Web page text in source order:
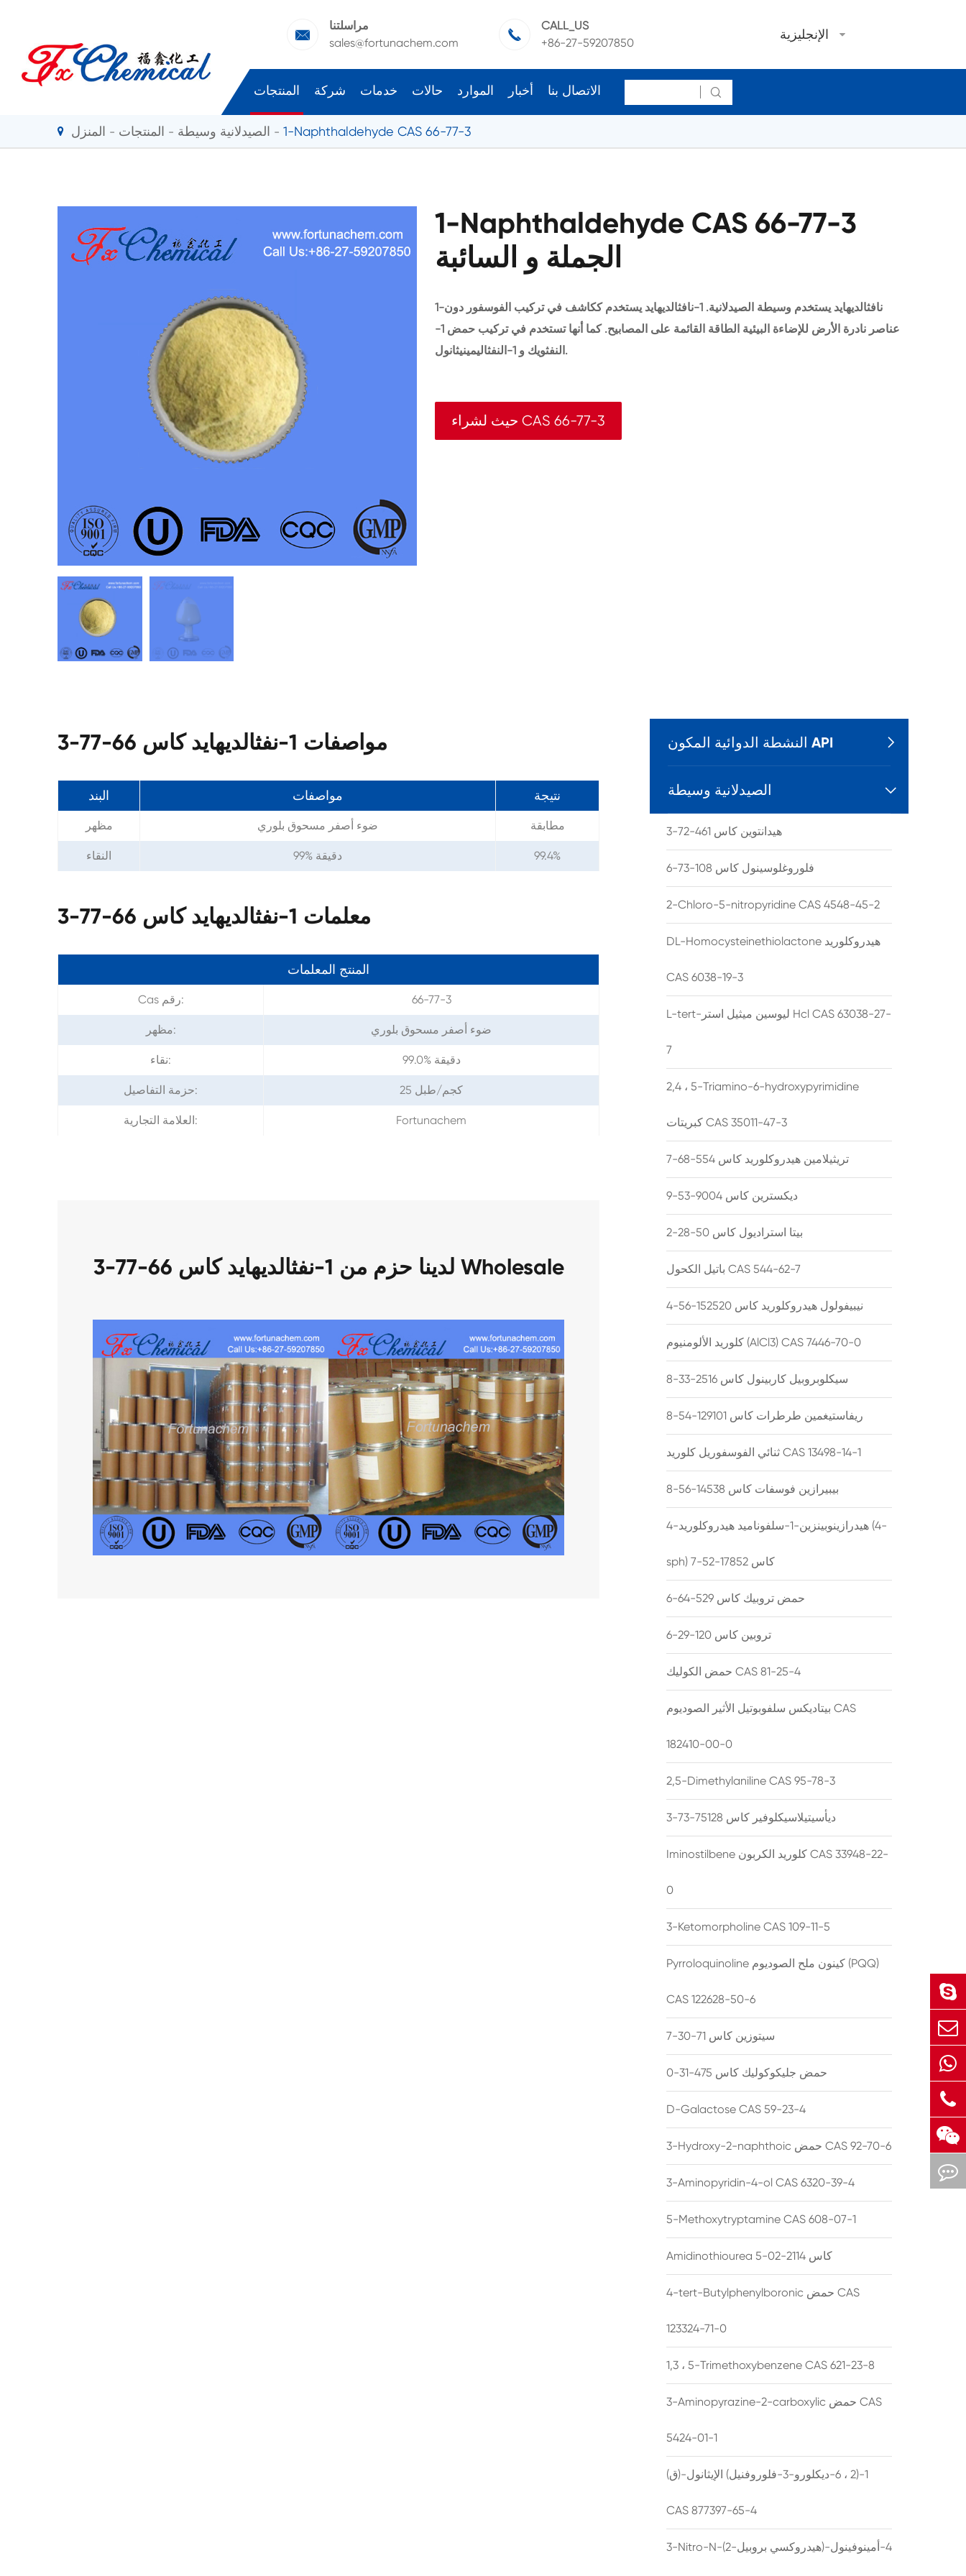

مراسلتنا
sales@fortunachem.com

CALL_US
+86-27-59207850
الإنجليزية
المنتجات شركة خدمات حالات الموارد أخبار الاتصال بنا 
المنزل المنتجات الصيدلانية وسيطة 1-Naphthaldehyde CAS 66-77-3
1-Naphthaldehyde CAS 66-77-3
الجملة و السائبة
1-نافثالديهايد يستخدم وسيطة الصيدلانية. 1-نافثالديهايد يستخدم ككاشف في تركيب الفوسفور دون
عناصر نادرة الأرض للإضاءة البيئية الطاقة القائمة على المصابيح. كما أنها تستخدم في تركيب حمض 1-
النفثويك و 1-النفثاليمينيثانول.
حيث لشراء CAS 66-77-3
مواصفات 1-نفثالديهايد كاس 66-77-3
البند مواصفات نتيجة
مظهر ضوء أصفر مسحوق بلوري مطابقة
النقاء 99% دقيقة 99.4%
معلمات 1-نفثالديهايد كاس 66-77-3
المنتج المعلمات
Cas رقم: 66-77-3
مظهر: ضوء أصفر مسحوق بلوري
نقاء: 99.0% دقيقة
حزمة التفاصيل: 25 كجم/طبل
العلامة التجارية: Fortunachem
لدينا حزم من 1-نفثالديهايد كاس 66-77-3 Wholesale
النشطة الدوائية المكون API 
الصيدلانية وسيطة 
هيدانتوين كاس 461-72-3
فلوروغلوسينول كاس 108-73-6
2-Chloro-5-nitropyridine CAS 4548-45-2
DL-Homocysteinethiolactone هيدروكلوريد
CAS 6038-19-3
L-tert-ليوسين ميثيل استر Hcl CAS 63038-27-
7
2,4 ، 5-Triamino-6-hydroxypyrimidine
كبريتات CAS 35011-47-3
تريثيلامين هيدروكلوريد كاس 554-68-7
ديكسترين كاس 9004-53-9
بيتا استراديول كاس 50-28-2
باتيل الكحول CAS 544-62-7
نيبيفولول هيدروكلوريد كاس 152520-56-4
كلوريد الألومنيوم (AlCl3) CAS 7446-70-0
سيكلوبروبيل كاربينول كاس 2516-33-8
ريفاستيغمين طرطرات كاس 129101-54-8
ثنائي الفوسفوريل كلوريد CAS 13498-14-1
بيبيرازين فوسفات كاس 14538-56-8
4-هيدرازينوبينزين-1-سلفوناميد هيدروكلوريد (4-
sph) كاس 17852-52-7
حمض تروبيك كاس 529-64-6
تروبين كاس 120-29-6
حمض الكوليك CAS 81-25-4
بيتاديكس سلفوبوتيل الأثير الصوديوم CAS
182410-00-0
2,5-Dimethylaniline CAS 95-78-3
ديأسيتيلاسيكلوفير كاس 75128-73-3
Iminostilbene كلوريد الكربون CAS 33948-22-
0
3-Ketomorpholine CAS 109-11-5
Pyrroloquinoline كينون ملح الصوديوم (PQQ)
CAS 122628-50-6
سيتوزين كاس 71-30-7
حمض جليكوكوليك كاس 475-31-0
D-Galactose CAS 59-23-4
3-Hydroxy-2-naphthoic حمض CAS 92-70-6
3-Aminopyridin-4-ol CAS 6320-39-4
5-Methoxytryptamine CAS 608-07-1
Amidinothiourea كاس 2114-02-5
4-tert-Butylphenylboronic حمض CAS
123324-71-0
1,3 ، 5-Trimethoxybenzene CAS 621-23-8
3-Aminopyrazine-2-carboxylic حمض CAS
5424-01-1
(ق)-1-(2 ، 6-ديكلورو-3-فلوروفنيل) الإيثانول
CAS 877397-65-4
3-Nitro-N-(2-هيدروكسي بروبيل)-4-أمينوفينول